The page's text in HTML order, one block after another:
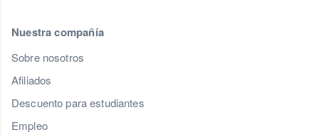
Nuestra compañía
Sobre nosotros
Afiliados
Descuento para estudiantes
Empleo